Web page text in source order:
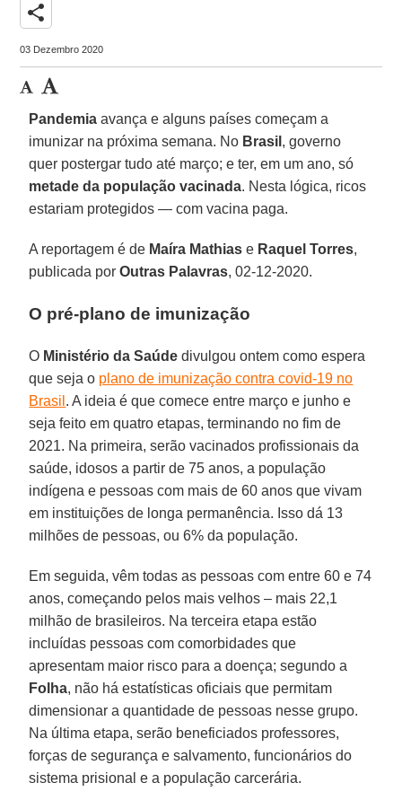
share
03 Dezembro 2020
Pandemia avança e alguns países começam a
imunizar na próxima semana. No Brasil , governo
quer postergar tudo até março; e ter, em um ano, só
metade da população vacinada. Nesta lógica, ricos
estariam protegidos — com vacina paga.
A reportagem é de Maíra Mathiase Raquel Torres,
publicada porOutras Palavras, 02-12-2020.
O pré-plano de imunização
O Ministério da Saúde divulgou ontem como espera
que seja o plano de imunização contra covid-19 no
Brasil . A ideia é que comece entre março e junho e
seja feito em quatro etapas, terminando no fim de
2021. Na primeira, serão vacinados profissionais da
saúde, idosos a partir de 75 anos, a população
indígena e pessoas com mais de 60 anos que vivam
em instituições de longa permanência. Isso dá 13
milhões de pessoas, ou 6% da população.
Em seguida, vêm todas as pessoas com entre 60 e 74
anos, começando pelos mais velhos – mais 22,1
milhão de brasileiros. Na terceira etapa estão
incluídas pessoas com comorbidades que
apresentam maior risco para a doença; segundo a
Folha, não há estatísticas oficiais que permitam
dimensionar a quantidade de pessoas nesse grupo.
Na última etapa, serão beneficiados professores,
forças de segurança e salvamento, funcionários do
sistema prisional e a população carcerária.